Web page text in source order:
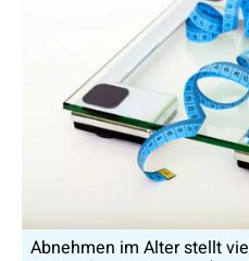
Abnehmen im Alter stellt